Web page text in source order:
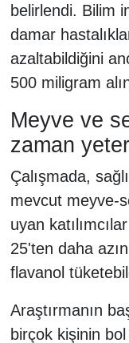
belirlendi. Bilim
damar
azaltabildiğini
500 miligram
Meyve ve
zaman
Çalışmada,
mevcut meyve-
uyan
25'ten daha
flavanol
Araştırmanın
birçok kişinin